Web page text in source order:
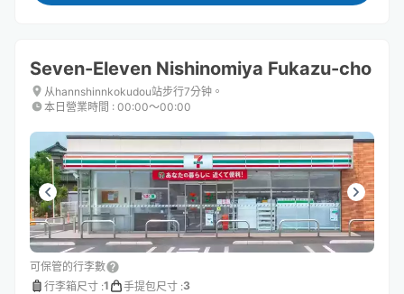
Seven-Eleven Nishinomiya Fukazu-cho
从hannshinnkokudou站步行7分钟。
本日營業時間 : 00:00〜00:00
可保管的行李數
行李箱尺寸 :1 手提包尺寸 :3